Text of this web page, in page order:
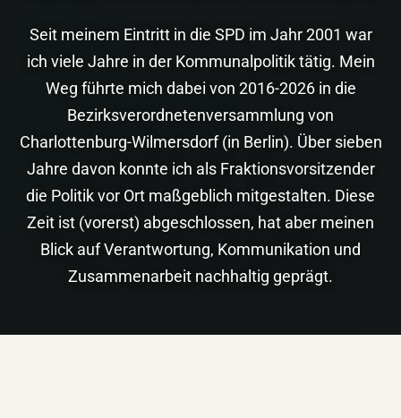
Seit meinem Eintritt in die SPD im Jahr 2001 war
ich viele Jahre in der Kommunalpolitik tätig. Mein
Weg führte mich dabei von 2016-2026 in die
Bezirksverordnetenversammlung von
Charlottenburg-Wilmersdorf (in Berlin). Über sieben
Jahre davon konnte ich als Fraktionsvorsitzender
die Politik vor Ort maßgeblich mitgestalten. Diese
Zeit ist (vorerst) abgeschlossen, hat aber meinen
Blick auf Verantwortung, Kommunikation und
Zusammenarbeit nachhaltig geprägt.